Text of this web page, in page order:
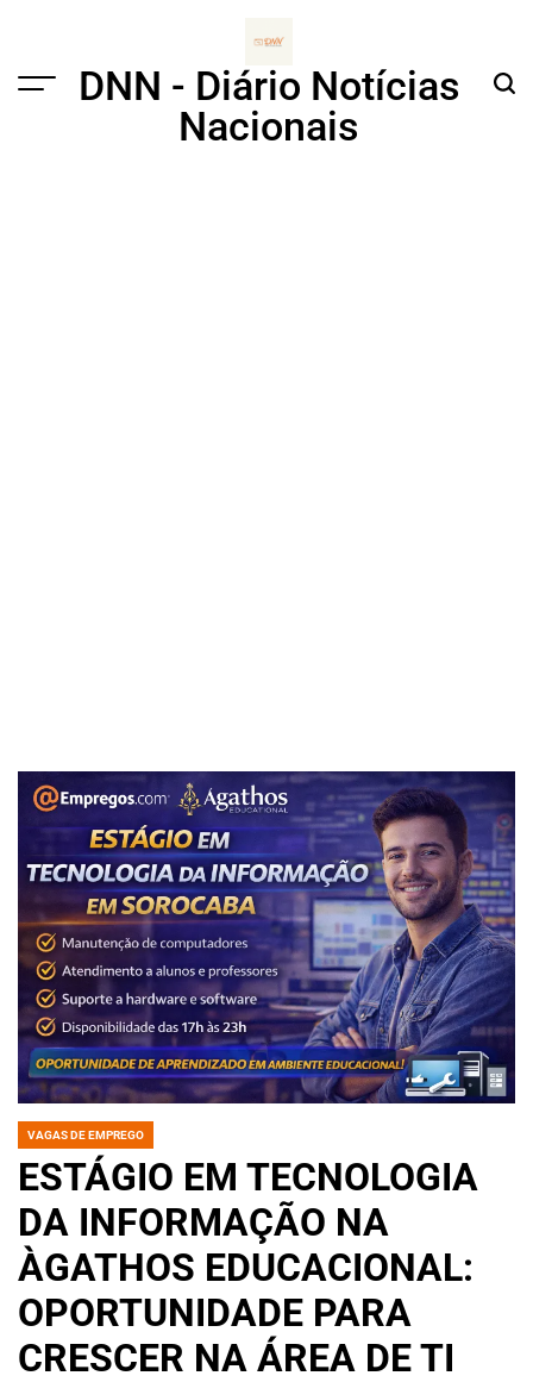
Menu
DNN - Diário Notícias
Nacionais
POSTED
VAGAS DE EMPREGO
ESTÁGIO EM TECNOLOGIA
DA INFORMAÇÃO NA
ÀGATHOS EDUCACIONAL:
OPORTUNIDADE PARA
CRESCER NA ÁREA DE TI